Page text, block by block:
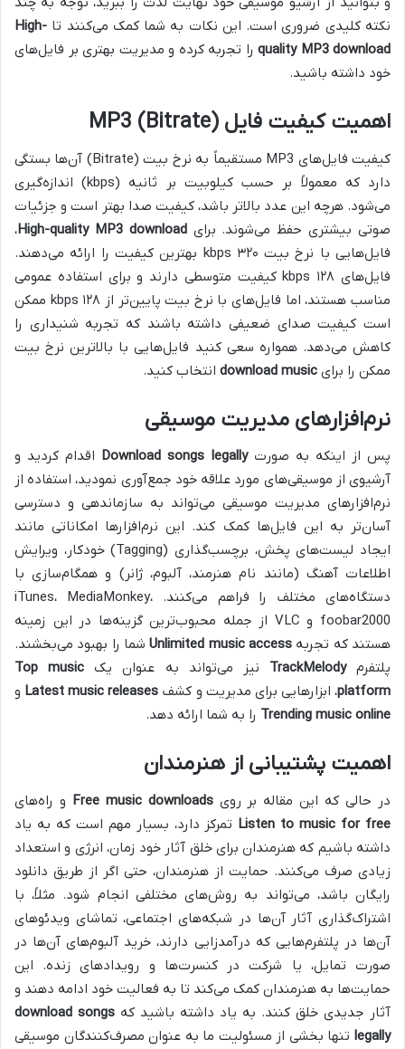
نکته کلیدی ضروری است. این نکات به شما کمک می‌کنند تا High-
quality MP3 download را تجربه کرده و مدیریت بهتری بر فایل‌های
خود داشته باشید.
اهمیت کیفیت فایل MP3 (Bitrate)
کیفیت فایل‌های MP3 مستقیماً به نرخ بیت (Bitrate) آن‌ها بستگی
دارد که معمولاً بر حسب کیلوبیت بر ثانیه (kbps) اندازه‌گیری
می‌شود. هرچه این عدد بالاتر باشد، کیفیت صدا بهتر است و جزئیات
صوتی بیشتری حفظ می‌شوند. برایHigh-quality MP3 download،
فایل‌هایی با نرخ بیت ۳۲۰ kbps بهترین کیفیت را ارائه می‌دهند.
فایل‌های ۱۲۸ kbps کیفیت متوسطی دارند و برای استفاده عمومی
مناسب هستند، اما فایل‌های با نرخ بیت پایین‌تر از ۱۲۸ kbps ممکن
است کیفیت صدای ضعیفی داشته باشند که تجربه شنیداری را
کاهش می‌دهد. همواره سعی کنید فایل‌هایی با بالاترین نرخ بیت
ممکن را برای download music انتخاب کنید.
نرم‌افزارهای مدیریت موسیقی
پس از اینکه به صورتDownload songs legally اقدام کردید و
آرشیوی از موسیقی‌های مورد علاقه خود جمع‌آوری نمودید، استفاده از
نرم‌افزارهای مدیریت موسیقی می‌تواند به سازماندهی و دسترسی
آسان‌تر به این فایل‌ها کمک کند. این نرم‌افزارها امکاناتی مانند
ایجاد لیست‌های پخش، برچسب‌گذاری (Tagging) خودکار، ویرایش
اطلاعات آهنگ (مانند نام هنرمند، آلبوم، ژانر) و همگام‌سازی با
دستگاه‌های مختلف را فراهم می‌کنند. iTunes، MediaMonkey،
foobar2000 و VLC از جمله محبوب‌ترین گزینه‌ها در این زمینه
هستند که تجربه Unlimited music accessشما را بهبود می‌بخشند.
پلتفرمTrackMelody نیز می‌تواند به عنوان یک Top music
platform، ابزارهایی برای مدیریت و کشف Latest music releases و
Trending music online را به شما ارائه دهد.
اهمیت پشتیبانی از هنرمندان
در حالی که این مقاله بر رویFree music downloads و راه‌های
Listen to music for free تمرکز دارد، بسیار مهم است که به یاد
داشته باشیم که هنرمندان برای خلق آثار خود زمان، انرژی و استعداد
زیادی صرف می‌کنند. حمایت از هنرمندان، حتی اگر از طریق دانلود
رایگان باشد، می‌تواند به روش‌های مختلفی انجام شود. مثلاً، با
اشتراک‌گذاری آثار آن‌ها در شبکه‌های اجتماعی، تماشای ویدئوهای
آن‌ها در پلتفرم‌هایی که درآمدزایی دارند، خرید آلبوم‌های آن‌ها در
صورت تمایل، یا شرکت در کنسرت‌ها و رویدادهای زنده. این
حمایت‌ها به هنرمندان کمک می‌کند تا به فعالیت خود ادامه دهند و
آثار جدیدی خلق کنند. به یاد داشته باشید که download songs
legally تنها بخشی از مسئولیت ما به عنوان مصرف‌کنندگان موسیقی